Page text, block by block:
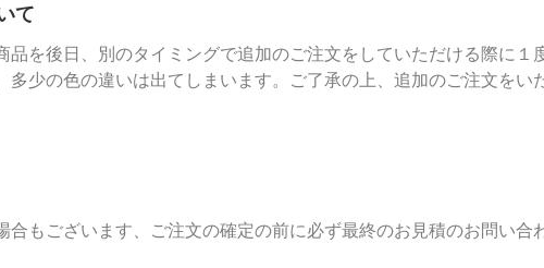
て
品を後日、別のタイミングで追加のご注文をしていただける際に１
多少の色の違いは出てしまいます。ご了承の上、追加のご注文をい
合もございます、ご注文の確定の前に必ず最終のお見積のお問い合